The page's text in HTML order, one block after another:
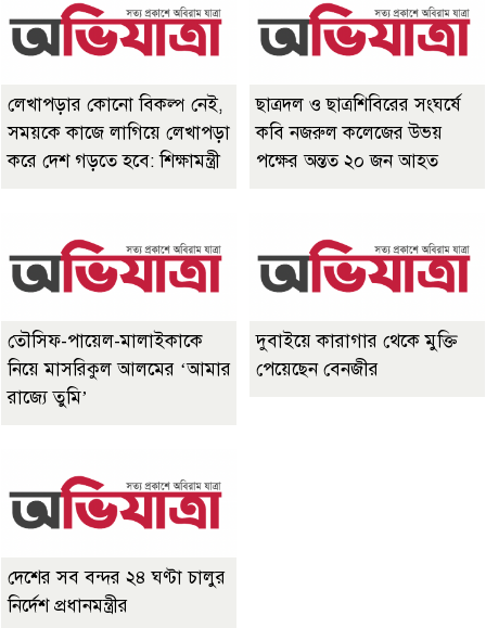
লেখাপড়ার কোনো বিকল্প নেই,
সময়কে কাজে লাগিয়ে লেখাপড়া
করে দেশ গড়তে হবে: শিক্ষামন্ত্রী
ছাত্রদল ও ছাত্রশিবিরের সংঘর্ষে
কবি নজরুল কলেজের উভয়
পক্ষের অন্তত ২০ জন আহত
তৌসিফ-পায়েল-মালাইকাকে
নিয়ে মাসরিকুল আলমের ‘আমার
রাজ্যে তুমি’
দুবাইয়ে কারাগার থেকে মুক্তি
পেয়েছেন বেনজীর
দেশের সব বন্দর ২৪ ঘণ্টা চালুর
নির্দেশ প্রধানমন্ত্রীর